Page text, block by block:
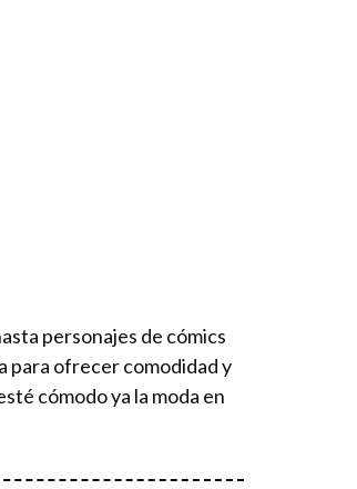
personajes de cómics
para ofrecer comodidad y
cómodo ya la moda en